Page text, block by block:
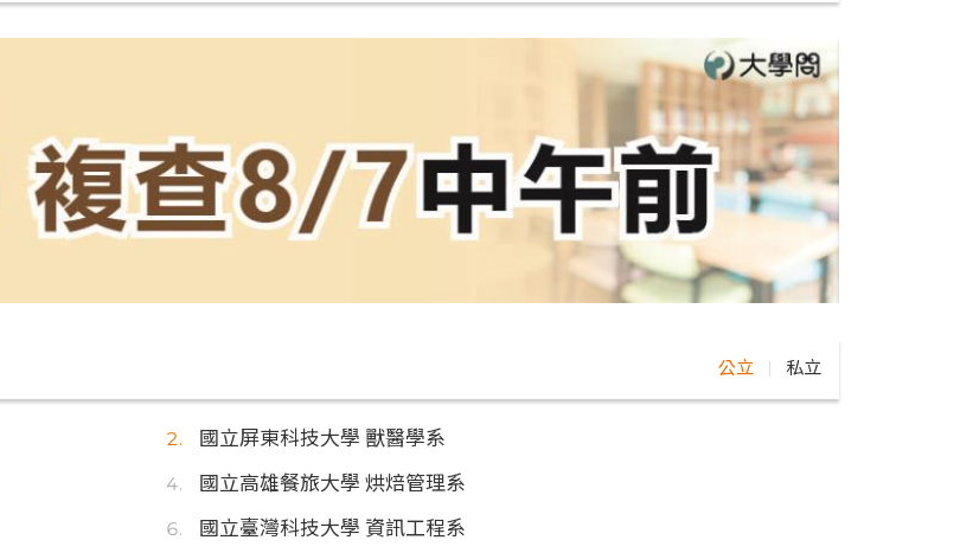
公立 私立
國立屏東科技大學 獸醫學系
國立高雄餐旅大學 烘焙管理系
國立臺灣科技大學 資訊工程系